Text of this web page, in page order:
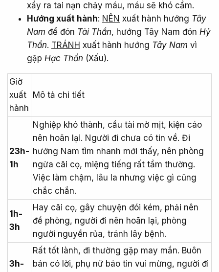
xẩy ra tai nạn chảy máu, máu sẽ khó cầm.
Hướng xuất hành: NÊN xuất hành hướng Tây
Nam để đón Tài Thần, hướng Tây Nam đón Hỷ
Thần. TRÁNH xuất hành hướng Tây Nam vì
gặp Hạc Thần (Xấu).
Giờ
xuất
hành
Mô tả chi tiết
23h-
1h
Nghiệp khó thành, cầu tài mờ mịt, kiện cáo
nên hoãn lại. Người đi chưa có tin về. Đi
hướng Nam tìm nhanh mới thấy, nên phòng
ngừa cãi cọ, miệng tiếng rất tầm thường.
Việc làm chậm, lâu la nhưng việc gì cũng
chắc chắn.
1h-
3h
Hay cãi cọ, gây chuyện đói kém, phải nên
đề phòng, người đi nên hoãn lại, phòng
người nguyền rủa, tránh lây bệnh.
3h-
Rất tốt lành, đi thường gặp may mắn. Buôn
bán có lời, phụ nữ báo tin vui mừng, người đi